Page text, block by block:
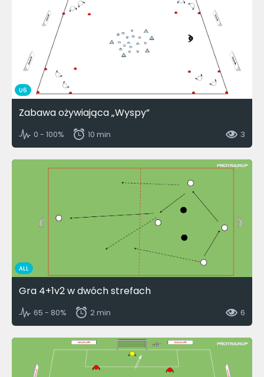
U6
Zabawa ożywiająca „Wyspy”
0 - 100% 10 min 3
ALL
Gra 4+1v2 w dwóch strefach
65 - 80% 2 min 6